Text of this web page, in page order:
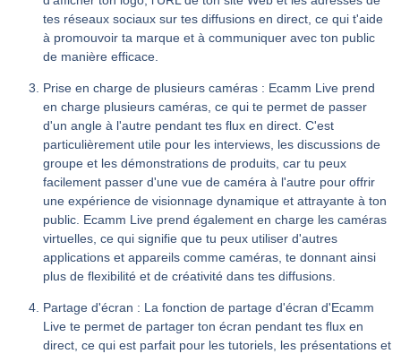
tes réseaux sociaux sur tes diffusions en direct, ce qui t'aide
à promouvoir ta marque et à communiquer avec ton public
de manière efficace.
Prise en charge de plusieurs caméras : Ecamm Live prend
en charge plusieurs caméras, ce qui te permet de passer
d'un angle à l'autre pendant tes flux en direct. C'est
particulièrement utile pour les interviews, les discussions de
groupe et les démonstrations de produits, car tu peux
facilement passer d'une vue de caméra à l'autre pour offrir
une expérience de visionnage dynamique et attrayante à ton
public. Ecamm Live prend également en charge les caméras
virtuelles, ce qui signifie que tu peux utiliser d'autres
applications et appareils comme caméras, te donnant ainsi
plus de flexibilité et de créativité dans tes diffusions.
Partage d'écran : La fonction de partage d'écran d'Ecamm
Live te permet de partager ton écran pendant tes flux en
direct, ce qui est parfait pour les tutoriels, les présentations et